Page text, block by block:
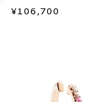
カフ(片耳用)
¥106,700